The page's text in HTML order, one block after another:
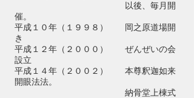
以後、毎月開
催。
平成１０年（１９９８） 岡之原道場開
き
平成１２年（２０００） ぜんぜいの会
設立
平成１４年（２００２） 本尊釈迦如来
開眼法法。
納骨堂上棟式